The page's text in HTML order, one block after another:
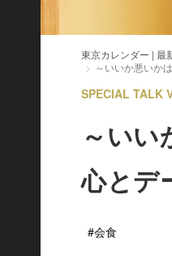
東京カレンダー | 最
～いいか悪いか
SPECIAL TALK
～い
心とデ
#会食